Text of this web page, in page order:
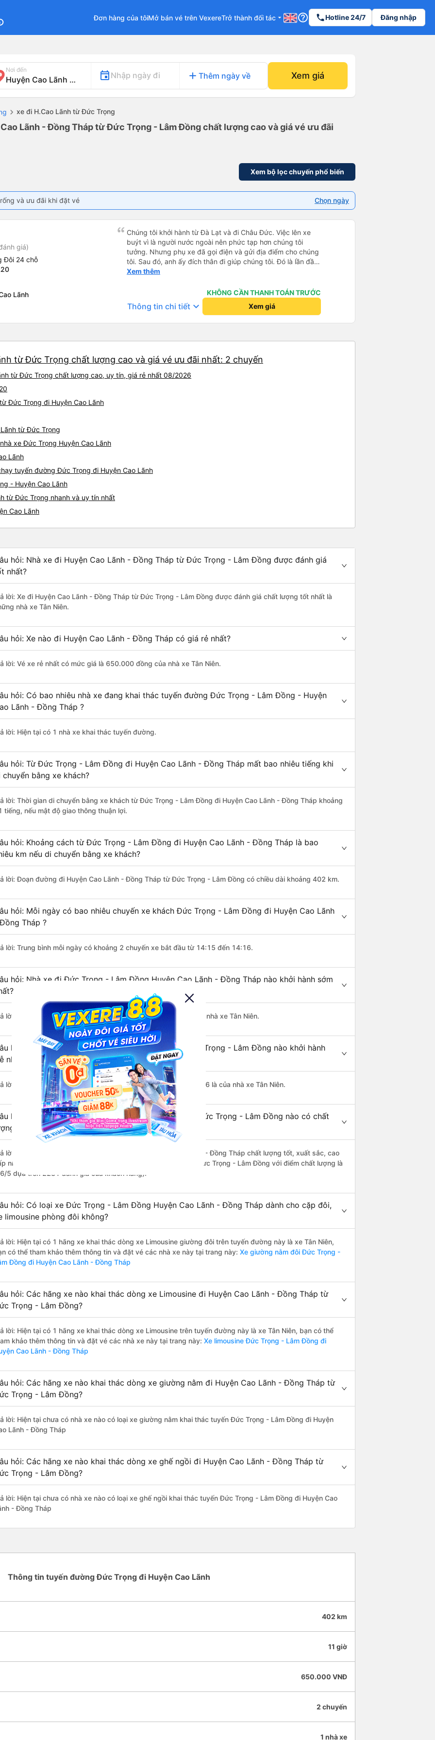
Đơn hàng của tôiMở bán vé trên VexereTrở thành đối tác arrow_drop_down help_outline phoneHotline 24/7 Đăng nhập
Nơi đến
Nhập ngày đi add Thêm ngày về Xem giá
xe đi H.Cao Lãnh từ Đức Trọng
Lãnh - Đồng Tháp từ Đức Trọng - Lâm Đồng chất lượng cao và giá vé ưu đãi
Xem bộ lọc chuyến phổ biến
và ưu đãi khi đặt vé Chọn ngày
giá)
Đôi 24 chỗ
Lãnh
Chúng tôi khởi hành từ Đà Lạt và đi Châu Đức. Việc lên xe
buýt vì là người nước ngoài nên phức tạp hơn chúng tôi
tưởng. Nhưng phụ xe đã gọi điện và gửi địa điểm cho chúng
tôi. Sau đó, anh ấy đích thân đi giúp chúng tôi. Đó là lần đầu
tiên đi xe giường nằm với hai đứa trẻ nhỏ khá thú vị. Chúng
uống. Tôi rất ngạc nhiên khi xe dừng lại lúc nửa đêm ở Cần
Thơ và mọi người xuống xe ăn. Khi đến điểm dừng, họ đánh
thức chúng tôi dậy và đảm bảo chúng tôi đã sẵn sàng. Nhìn
Xem thêm
KHÔNG CẦN THANH TOÁN TRƯỚC
Thông tin chi tiết keyboard_arrow_down Xem giá
từ Đức Trọng chất lượng cao và giá vé ưu đãi nhất: 2 chuyến
từ Đức Trọng chất lượng cao, uy tín, giá rẻ nhất 08/2026
Đức Trọng đi Huyện Cao Lãnh
từ Đức Trọng
xe Đức Trọng Huyện Cao Lãnh
Lãnh
tuyến đường Đức Trọng đi Huyện Cao Lãnh
- Huyện Cao Lãnh
từ Đức Trọng nhanh và uy tín nhất
Cao Lãnh
hỏi: Nhà xe đi Huyện Cao Lãnh - Đồng Tháp từ Đức Trọng - Lâm Đồng được đánh giá
nhất?
lời: Xe đi Huyện Cao Lãnh - Đồng Tháp từ Đức Trọng - Lâm Đồng được đánh giá chất lượng tốt nhất là
nhà xe Tân Niên.
hỏi: Xe nào đi Huyện Cao Lãnh - Đồng Tháp có giá rẻ nhất?
lời: Vé xe rẻ nhất có mức giá là 650.000 đồng của nhà xe Tân Niên.
hỏi: Có bao nhiêu nhà xe đang khai thác tuyến đường Đức Trọng - Lâm Đồng - Huyện
Lãnh - Đồng Tháp ?
lời: Hiện tại có 1 nhà xe khai thác tuyến đường.
hỏi: Từ Đức Trọng - Lâm Đồng đi Huyện Cao Lãnh - Đồng Tháp mất bao nhiêu tiếng khi
chuyển bằng xe khách?
lời: Thời gian di chuyển bằng xe khách từ Đức Trọng - Lâm Đồng đi Huyện Cao Lãnh - Đồng Tháp khoảng
tiếng, nếu mật độ giao thông thuận lợi.
hỏi: Khoảng cách từ Đức Trọng - Lâm Đồng đi Huyện Cao Lãnh - Đồng Tháp là bao
km nếu di chuyển bằng xe khách?
lời: Đoạn đường đi Huyện Cao Lãnh - Đồng Tháp từ Đức Trọng - Lâm Đồng có chiều dài khoảng 402 km.
hỏi: Mỗi ngày có bao nhiêu chuyến xe khách Đức Trọng - Lâm Đồng đi Huyện Cao Lãnh
Tháp ?
lời: Trung bình mỗi ngày có khoảng 2 chuyến xe bắt đầu từ 14:15 đến 14:16.
hỏi: Nhà xe đi Đức Trọng - Lâm Đồng Huyện Cao Lãnh - Đồng Tháp nào khởi hành sớm
lời: Chuyến xe có giờ xuất phát sớm nhất vào lúc 14:15 là của nhà xe Tân Niên.
hỏi: Nhà xe đi Huyện Cao Lãnh - Đồng Tháp từ Đức Trọng - Lâm Đồng nào khởi hành
nhất?
lời: Chuyến xe có giờ xuất phát trễ (muộn) nhất là vào lúc 14:16 là của nhà xe Tân Niên.
hỏi: Review xe đi Huyện Cao Lãnh - Đồng Tháp từ Đức Trọng - Lâm Đồng nào có chất
tốt, xuất sắc, cao cấp nhất?
lời: Những hãng xe đi Đức Trọng - Lâm Đồng Huyện Cao Lãnh - Đồng Tháp chất lượng tốt, xuất sắc, cao
nhất là nhà xe Tân Niên đi Huyện Cao Lãnh - Đồng Tháp từ Đức Trọng - Lâm Đồng với điểm chất lượng là
5 dựa trên 2281 đánh giá của khách hàng).
hỏi: Có loại xe Đức Trọng - Lâm Đồng Huyện Cao Lãnh - Đồng Tháp dành cho cặp đôi,
limousine phòng đôi không?
lời: Hiện tại có 1 hãng xe khai thác dòng xe Limousine giường đôi trên tuyến đường này là xe Tân Niên,
có thể tham khảo thêm thông tin và đặt vé các nhà xe này tại trang này: Xe giường nằm đôi Đức Trọng -
Đồng đi Huyện Cao Lãnh - Đồng Tháp
hỏi: Các hãng xe nào khai thác dòng xe Limousine đi Huyện Cao Lãnh - Đồng Tháp từ
Trọng - Lâm Đồng?
lời: Hiện tại có 1 hãng xe khai thác dòng xe Limousine trên tuyến đường này là xe Tân Niên, bạn có thể
khảo thêm thông tin và đặt vé các nhà xe này tại trang này: Xe limousine Đức Trọng - Lâm Đồng đi
Cao Lãnh - Đồng Tháp
hỏi: Các hãng xe nào khai thác dòng xe giường nằm đi Huyện Cao Lãnh - Đồng Tháp từ
Trọng - Lâm Đồng?
lời: Hiện tại chưa có nhà xe nào có loại xe giường nằm khai thác tuyến Đức Trọng - Lâm Đồng đi Huyện
Lãnh - Đồng Tháp
hỏi: Các hãng xe nào khai thác dòng xe ghế ngồi đi Huyện Cao Lãnh - Đồng Tháp từ
Trọng - Lâm Đồng?
lời: Hiện tại chưa có nhà xe nào có loại xe ghế ngồi khai thác tuyến Đức Trọng - Lâm Đồng đi Huyện Cao
- Đồng Tháp
Thông tin tuyến đường Đức Trọng đi Huyện Cao Lãnh
402 km
11 giờ
650.000 VNĐ
2 chuyến
1 nhà xe